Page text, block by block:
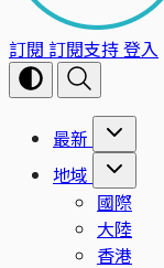
訂閱 訂閱支持登入
最新
地域
國際
大陸
香港